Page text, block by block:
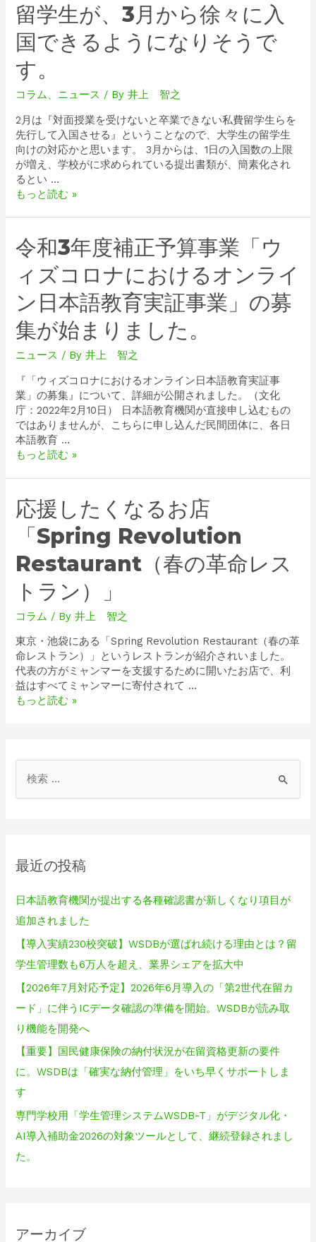
留学生が、3月から徐々に入
国できるようになりそうで
す。
コラム、 ニュース / By井上 智之
2月は『対面授業を受けないと卒業できない私費留学生らを
先行して入国させる』ということなので、大学生の留学生
向けの対応かと思います。 3月からは、1日の入国数の上限
が増え、学校がに求められている提出書類が、簡素化され
るとい …
もっと読む »
令和3年度補正予算事業「ウ
ィズコロナにおけるオンライ
ン日本語教育実証事業」の募
集が始まりました。
ニュース / By井上 智之
『「ウィズコロナにおけるオンライン日本語教育実証事
業」の募集』について、詳細が公開されました。（文化
庁：2022年2月10日） 日本語教育機関が直接申し込むもの
ではありませんが、こちらに申し込んだ民間団体に、各日
本語教育 …
もっと読む »
応援したくなるお店
「Spring Revolution
Restaurant（春の革命レス
トラン）」
コラム / By井上 智之
東京・池袋にある「Spring Revolution Restaurant（春の革
命レストラン）」というレストランが紹介されいました。
代表の方がミャンマーを支援するために開いたお店で、利
益はすべてミャンマーに寄付されて …
もっと読む »
最近の投稿
日本語教育機関が提出する各種確認書が新しくなり項目が
追加されました
【導入実績230校突破】WSDBが選ばれ続ける理由とは？留
学生管理数も6万人を超え、業界シェアを拡大中
【2026年7月対応予定】2026年6月導入の「第2世代在留カ
ード」に伴うICデータ確認の準備を開始。WSDBが読み取
り機能を開発へ
【重要】国民健康保険の納付状況が在留資格更新の要件
に。WSDBは「確実な納付管理」をいち早くサポートしま
す
専門学校用「学生管理システムWSDB-T」がデジタル化・
AI導入補助金2026の対象ツールとして、継続登録されまし
た。
アーカイブ